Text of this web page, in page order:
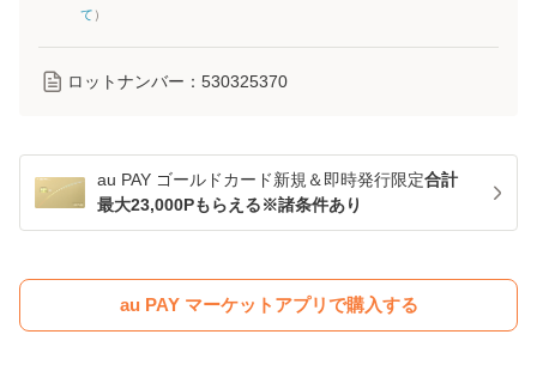
て ）
ロットナンバー： 530325370
au PAY ゴールドカード新規＆即時発行限定合計
最大23,000Pもらえる※諸条件あり
au PAY マーケットアプリで購入する